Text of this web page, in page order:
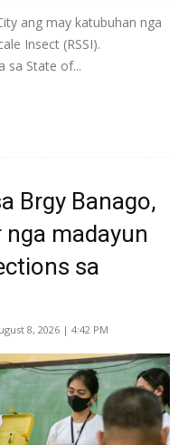
ang may katubuhan nga
Insect (RSSI).
sa State of...
Brgy Banago,
nga madayun
sa
8, 2026 | 4:42 PM